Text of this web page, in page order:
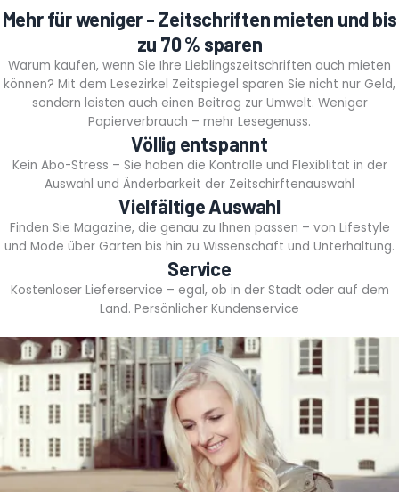
Mehr für weniger - Zeitschriften mieten und bis
zu 70 % sparen
Warum kaufen, wenn Sie Ihre Lieblingszeitschriften auch mieten
können? Mit dem Lesezirkel Zeitspiegel sparen Sie nicht nur Geld,
sondern leisten auch einen Beitrag zur Umwelt. Weniger
Papierverbrauch – mehr Lesegenuss.
Völlig entspannt
Kein Abo-Stress – Sie haben die Kontrolle und Flexiblität in der
Auswahl und Änderbarkeit der Zeitschirftenauswahl
Vielfältige Auswahl
Finden Sie Magazine, die genau zu Ihnen passen – von Lifestyle
und Mode über Garten bis hin zu Wissenschaft und Unterhaltung.
Service
Kostenloser Lieferservice – egal, ob in der Stadt oder auf dem
Land. Persönlicher Kundenservice